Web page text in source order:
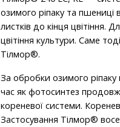
озимого ріпаку та пшениці
листків до кінця цвітіння.
цвітіння культури. Саме
Тілмор®.
За обробки озимого ріпаку
час як фотосинтез
кореневої системи.
Застосування Тілмор®